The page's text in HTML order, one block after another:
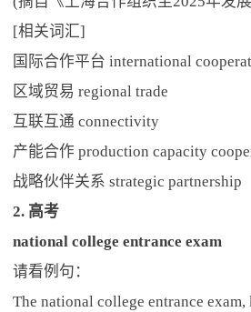
[相关词汇]
国际合作平台 international
区域贸易 regional trade
互联互通 connectivity
产能合作 production capacity
战略伙伴关系 strategic partnership
2. 高考
national college entrance exam
请看例句：
The national college entrance exam,